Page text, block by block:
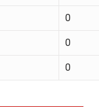
0
0
0